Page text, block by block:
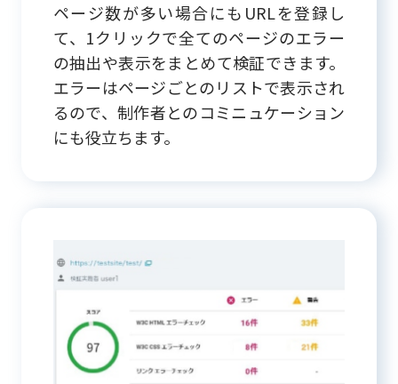
ページ数が多い場合にもURLを登録し
て、1クリックで全てのページのエラー
の抽出や表示をまとめて検証できます。
エラーはページごとのリストで表示され
るので、制作者とのコミニュケーション
にも役立ちます。